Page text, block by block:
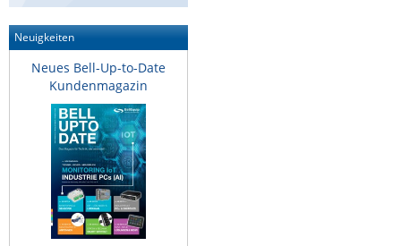
Neuigkeiten
Neues Bell-Up-to-Date
Kundenmagazin